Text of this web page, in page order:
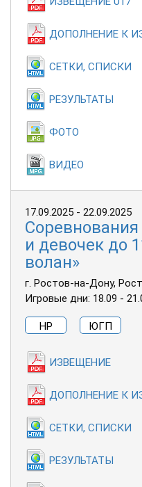
ДОПОЛНЕНИЕ К
СЕТКИ, СПИСКИ
РЕЗУЛЬТАТЫ
ФОТО
ВИДЕО
17.09.2025 - 22.09.2025
и девочек до
волан»
г. Ростов-на-Дону,
Игровые дни: 18.09 -
НР ЮГП
ИЗВЕЩЕНИЕ
ДОПОЛНЕНИЕ К
СЕТКИ, СПИСКИ
РЕЗУЛЬТАТЫ